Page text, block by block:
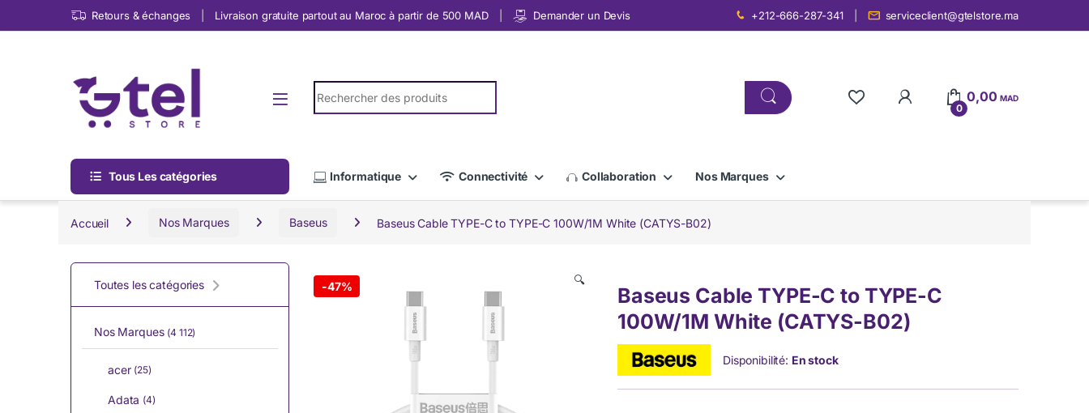
Skip to navigation
Skip to content Retours & échanges Livraison gratuite partout au Maroc à partir de 500 MAD Demander un Devis +212-666-287-341 serviceclient@gtelstore.ma
Search for:
0
0,00MAD
Tous Les catégories Informatique Connectivité Collaboration Nos Marques
Accueil Nos Marques Baseus Baseus Cable TYPE-C to TYPE-C 100W/1M White (CATYS-B02)
-47% 🔍
Baseus Cable TYPE-C to TYPE-C
100W/1M White (CATYS-B02)
Disponibilité: En stock
Toutes les catégories
Nos Marques (4 112)
acer (25)
Adata (4)